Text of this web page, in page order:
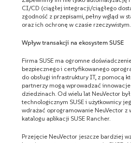
CI/CD (ciągłej integracji/ciągłego
zgodność z przepisami, pełny wgląd w
oraz ich ochronę w czasie rzeczywistym.
Wpływ transakcji na ekosystem SUSE
Firma SUSE ma ogromne
bezpiecznego i certyfikowanego
do obsługi infrastruktury IT, z pomocą
partnerzy mogą wprowadzać
dziedzinach. Od wielu lat NeuVector
technologicznym SUSE i użytkownicy
wdrażać oprogramowanie NeuVector z
katalogu aplikacji SUSE Rancher.
Przejęcie NeuVector jeszcze bardziej